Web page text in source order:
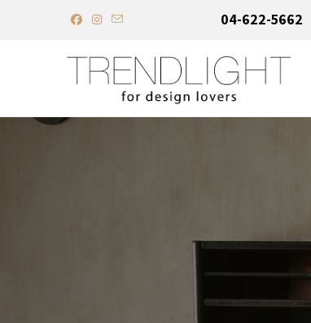
04-622-5662‏